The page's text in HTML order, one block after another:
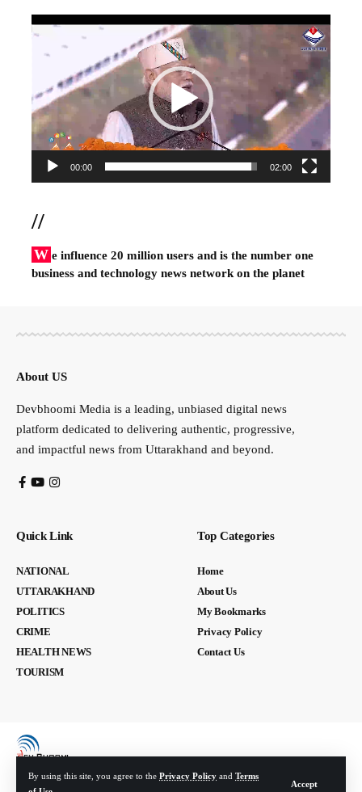
By using this site, you agree to the Privacy Policy and Terms
Accept
Video
00:00 02:00
//
W e influence 20 million users and is the number one
business and technology news network on the planet
About US
Devbhoomi Media is a leading, unbiased digital news
platform dedicated to delivering authentic, progressive,
and impactful news from Uttarakhand and beyond.
Quick Link
NATIONAL
UTTARAKHAND
POLITICS
CRIME
HEALTH NEWS
TOURISM
Top Categories
Home
About Us
My Bookmarks
Privacy Policy
Contact Us